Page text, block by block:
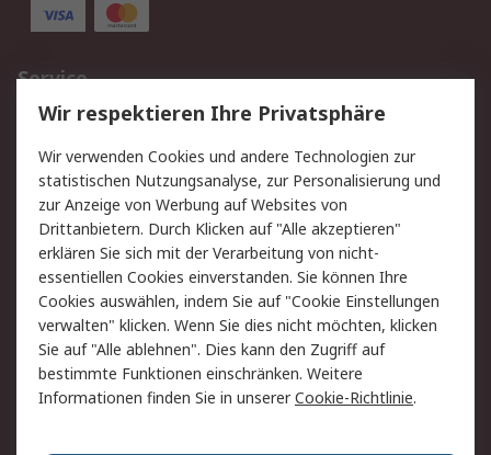
Service
Value Added Services
Lieferlösungen
Rücksendungen
Kontakt
Hilfe
Rechtliches
AGB
Datenschutz
Cookie-Richtlinie
Zahlungsbedingungen
Copyright/Impressum
Über RS
Wir respektieren Ihre Privatsphäre
Wir verwenden Cookies und andere Technologien zur
statistischen Nutzungsanalyse, zur Personalisierung und
zur Anzeige von Werbung auf Websites von
Drittanbietern. Durch Klicken auf "Alle akzeptieren"
erklären Sie sich mit der Verarbeitung von nicht-
essentiellen Cookies einverstanden. Sie können Ihre
Cookies auswählen, indem Sie auf "Cookie Einstellungen
verwalten" klicken. Wenn Sie dies nicht möchten, klicken
Sie auf "Alle ablehnen". Dies kann den Zugriff auf
bestimmte Funktionen einschränken. Weitere
Informationen finden Sie in unsererCookie-Richtlinie.